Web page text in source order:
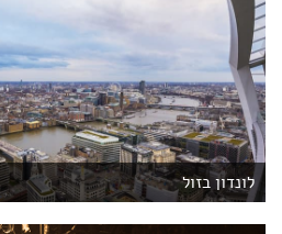
לונדון בזול